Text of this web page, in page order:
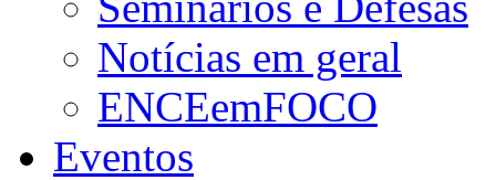
Notícias em geral
ENCEemFOCO
Eventos